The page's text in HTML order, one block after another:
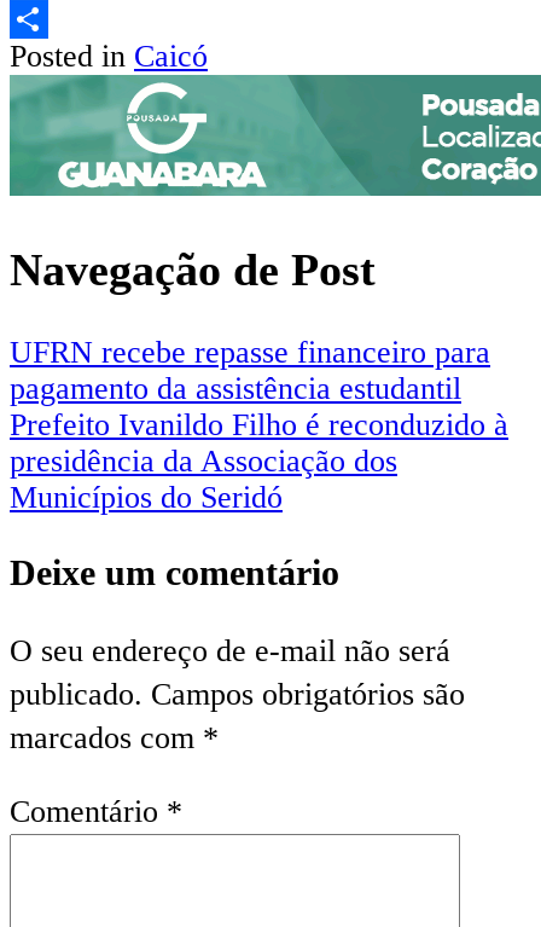
Email
Share
Posted in Caicó
Navegação de Post
UFRN recebe repasse financeiro para
pagamento da assistência estudantil
Prefeito Ivanildo Filho é reconduzido à
presidência da Associação dos
Municípios do Seridó
Deixe um comentário
O seu endereço de e-mail não será
publicado. Campos obrigatórios são
marcados com *
Comentário *